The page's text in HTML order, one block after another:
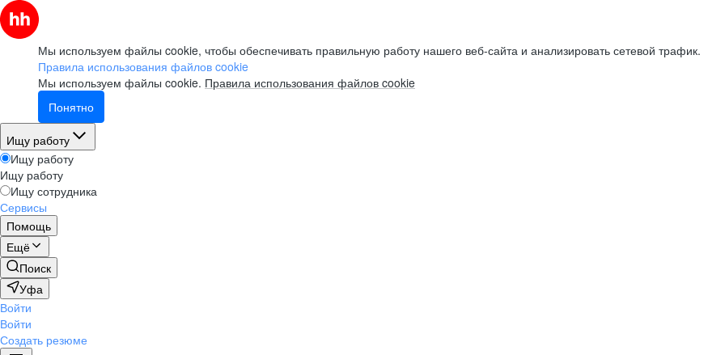
Мы используем файлы cookie, чтобы обеспечивать правильную работу нашего веб-сайта и анализировать сетевой трафик.
Правила использования файлов cookie
Мы используем файлы cookie. Правила использования файлов cookie
Понятно
Ищу работу
Ищу работу
Ищу работу
Ищу сотрудника
Сервисы
Помощь
Ещё
Поиск
Уфа
Войти
Войти
Создать резюме